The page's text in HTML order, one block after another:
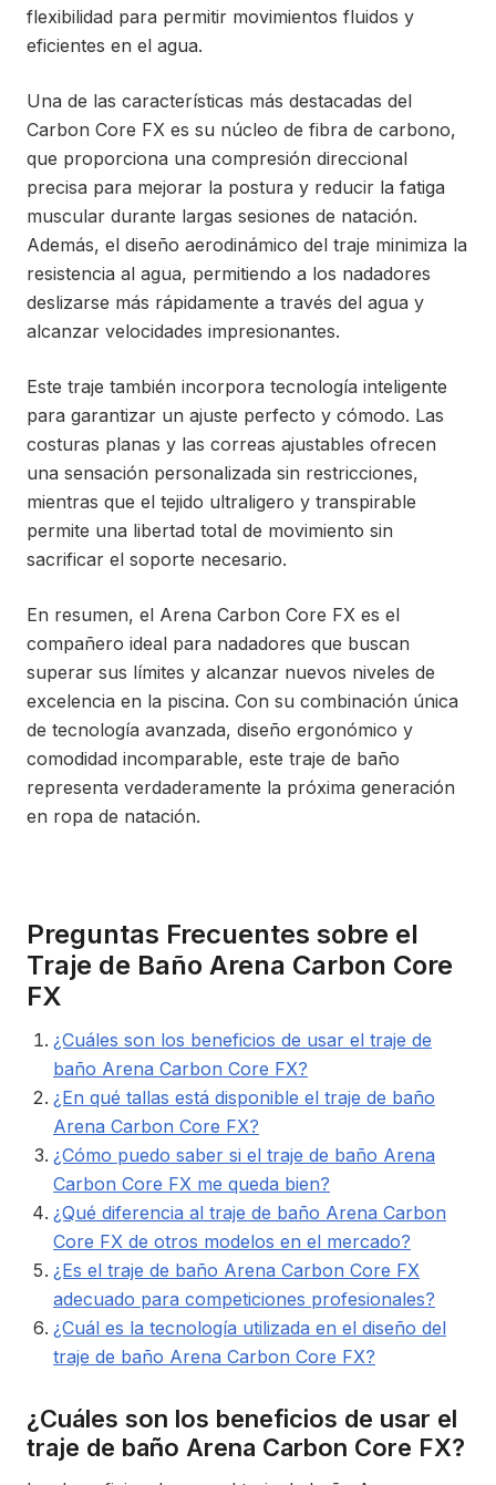
flexibilidad para permitir movimientos fluidos y
eficientes en el agua.
Una de las características más destacadas del
Carbon Core FX es su núcleo de fibra de carbono,
que proporciona una compresión direccional
precisa para mejorar la postura y reducir la fatiga
muscular durante largas sesiones de natación.
Además, el diseño aerodinámico del traje minimiza la
resistencia al agua, permitiendo a los nadadores
deslizarse más rápidamente a través del agua y
alcanzar velocidades impresionantes.
Este traje también incorpora tecnología inteligente
para garantizar un ajuste perfecto y cómodo. Las
costuras planas y las correas ajustables ofrecen
una sensación personalizada sin restricciones,
mientras que el tejido ultraligero y transpirable
permite una libertad total de movimiento sin
sacrificar el soporte necesario.
En resumen, el Arena Carbon Core FX es el
compañero ideal para nadadores que buscan
superar sus límites y alcanzar nuevos niveles de
excelencia en la piscina. Con su combinación única
de tecnología avanzada, diseño ergonómico y
comodidad incomparable, este traje de baño
representa verdaderamente la próxima generación
en ropa de natación.
Preguntas Frecuentes sobre el
Traje de Baño Arena Carbon Core
FX
¿Cuáles son los beneficios de usar el traje de
baño Arena Carbon Core FX?
¿En qué tallas está disponible el traje de baño
Arena Carbon Core FX?
¿Cómo puedo saber si el traje de baño Arena
Carbon Core FX me queda bien?
¿Qué diferencia al traje de baño Arena Carbon
Core FX de otros modelos en el mercado?
¿Es el traje de baño Arena Carbon Core FX
adecuado para competiciones profesionales?
¿Cuál es la tecnología utilizada en el diseño del
traje de baño Arena Carbon Core FX?
¿Cuáles son los beneficios de usar el
traje de baño Arena Carbon Core FX?